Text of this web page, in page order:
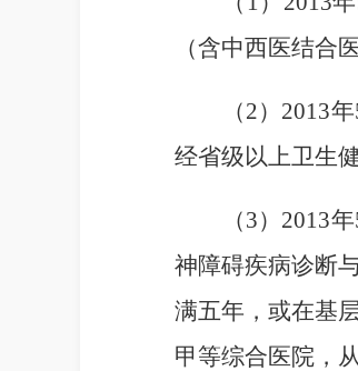
（含中西医结合
（2） 2013年
经省级以上卫生
（3） 2013年
神障碍疾病诊断
满五年，或在基
甲等综合医院，